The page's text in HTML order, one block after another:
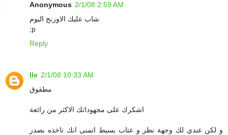
Anonymous 2/1/08 2:59 AM
شاب عليك الاورنج اليوم
;p
Reply
lle 2/1/08 10:33 AM
مطقوق
اشكرك على مجهوداتك الاكثر من رائعة
و لكن عندي لك وجهة نظر و عتاب بسيط اتمنى انك تاخذه بصدر